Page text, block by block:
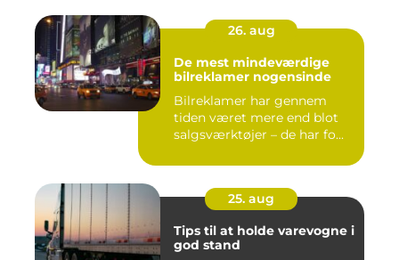
26. aug
De mest mindeværdige
bilreklamer nogensinde
Bilreklamer har gennem
tiden været mere end blot
salgsværktøjer – de har fo...
25. aug
Tips til at holde varevogne i
god stand